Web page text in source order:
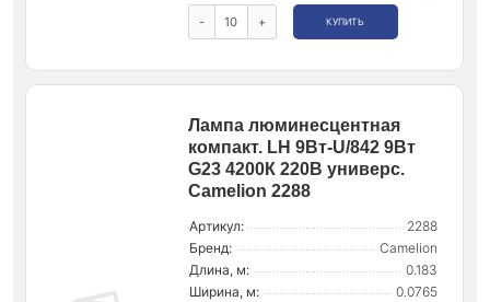
- + КУПИТЬ
Лампа люминесцентная
компакт. LH 9Вт-U/842 9Вт
G23 4200К 220В универс.
Camelion 2288
Артикул:
2288
Бренд:
Camelion
Длина, м:
0.183
Ширина, м:
0.0765